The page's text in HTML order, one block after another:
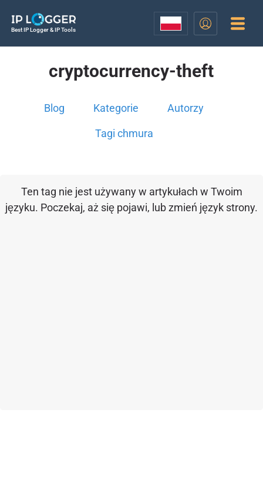
Best IP Logger & IP Tools
cryptocurrency-theft
Blog Kategorie Autorzy
Tagi chmura